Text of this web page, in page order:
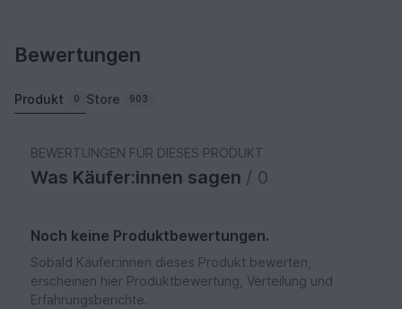
Bewertungen
Produkt 0 Store 903
BEWERTUNGEN FÜR DIESES PRODUKT
Was Käufer:innen sagen / 0
Noch keine Produktbewertungen.
Sobald Käufer:innen dieses Produkt bewerten,
erscheinen hier Produktbewertung, Verteilung und
Erfahrungsberichte.